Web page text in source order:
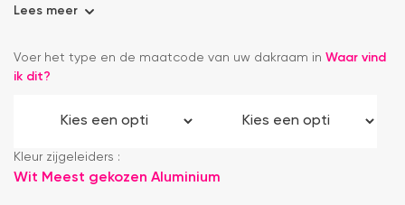
Lees meer
Voer het type en de maatcode van uw dakraam in Waar vind
ik dit?
Kleur zijgeleiders :
Wit Meest gekozen Aluminium